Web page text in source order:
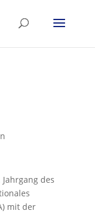
des
mit der